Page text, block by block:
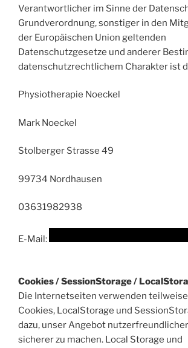
Verantwortlicher im Sinne der
Grundverordnung, sonstiger in den
der Europäischen Union geltenden
Datenschutzgesetze und anderer
datenschutzrechtlichem Charakter ist
Physiotherapie Noeckel
Mark Noeckel
Stolberger Strasse 49
99734 Nordhausen
03631982938
E-Mail:
Cookies / SessionStorage /
Die Internetseiten verwenden
Cookies, LocalStorage und
dazu, unser Angebot
sicherer zu machen. Local Storage und